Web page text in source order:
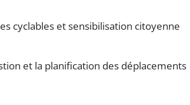
cyclables et sensibilisation citoyenne
et la planification des déplacements